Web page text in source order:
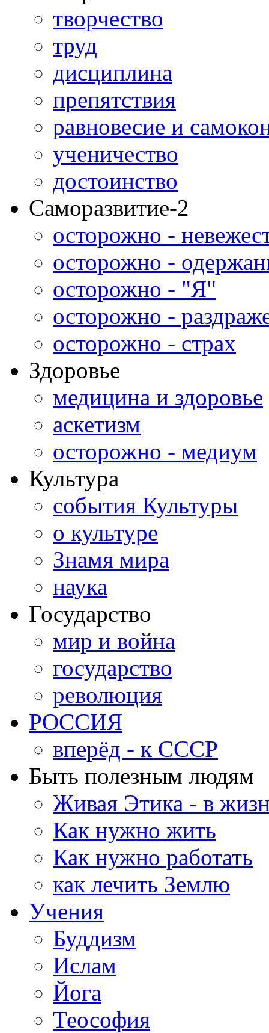
творчество
труд
дисциплина
препятствия
равновесие и
ученичество
достоинство
Саморазвитие-2
осторожно -
осторожно -
осторожно - "Я"
осторожно -
осторожно - страх
Здоровье
медицина и здоровье
аскетизм
осторожно - медиум
Культура
события Культуры
о культуре
Знамя мира
наука
Государство
мир и война
государство
революция
РОССИЯ
вперёд - к СССР
Быть полезным людям
Живая Этика - в
Как нужно жить
Как нужно работать
как лечить Землю
Учения
Буддизм
Ислам
Йога
Теософия